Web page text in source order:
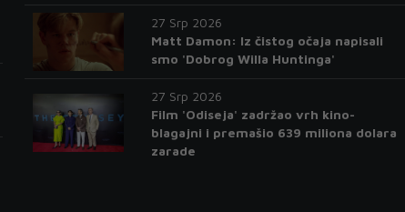
27 Srp 2026
Matt Damon: Iz čistog očaja napisali
smo 'Dobrog Willa Huntinga'
27 Srp 2026
Film 'Odiseja' zadržao vrh kino-
blagajni i premašio 639 miliona dolara
zarade